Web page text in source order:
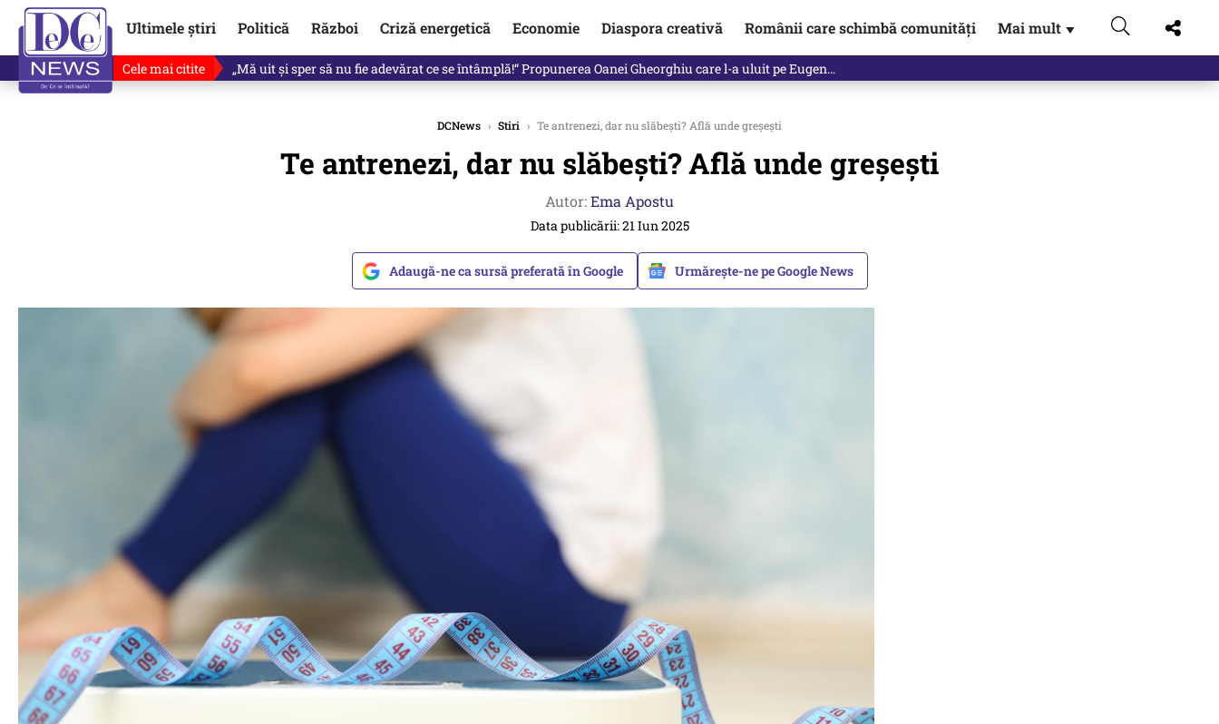
Ultimele știri Politică Război Criză energetică Economie Diaspora creativă Românii care schimbă comunități Mai mult ▼
Cele mai citite Revine în scenă o propunere de premier. Cine ar putea conduce Guvernul din septembrie
DCNews › Stiri › Te antrenezi, dar nu slăbești? Află unde greșești
Te antrenezi, dar nu slăbești? Află unde greșești
Autor:Ema Apostu
Data publicării: 21 Iun 2025
Adaugă-ne ca sursă preferată în Google Urmărește-ne pe Google News